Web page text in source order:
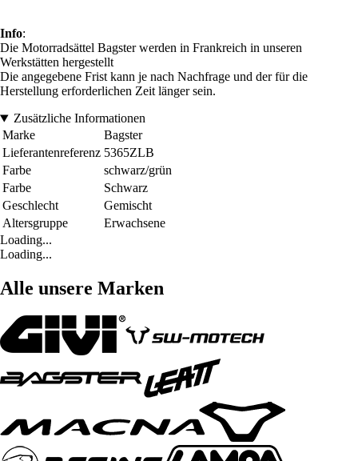
Info:
Die Motorradsättel Bagster werden in Frankreich in unseren
Werkstätten hergestellt
Die angegebene Frist kann je nach Nachfrage und der für die
Herstellung erforderlichen Zeit länger sein.
Zusätzliche Informationen
Marke
Bagster
Lieferantenreferenz 5365ZLB
Farbe
schwarz/grün
Farbe
Schwarz
Geschlecht
Gemischt
Altersgruppe
Erwachsene
Loading...
Loading...
Alle unsere Marken